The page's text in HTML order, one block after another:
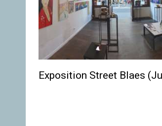
Exposition Street Blaes